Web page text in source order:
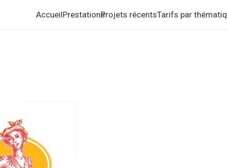
AccueilPrestationsProjets récentsTarifs par